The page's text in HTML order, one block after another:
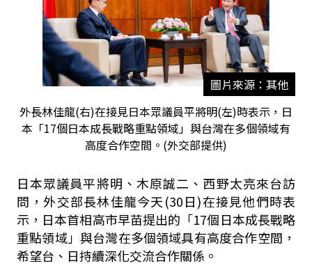
圖片來源：其他
外長林佳龍(右)在接見日本眾議員平將明(左)時表示，日
本「17個日本成長戰略重點領域」與台灣在多個領域有
高度合作空間。(外交部提供)
日本眾議員平將明、木原誠二、西野太亮來台訪
問，外交部長林佳龍今天(30日)在接見他們時表
示，日本首相高市早苗提出的「17個日本成長戰略
重點領域」與台灣在多個領域具有高度合作空間，
希望台、日持續深化交流合作關係。